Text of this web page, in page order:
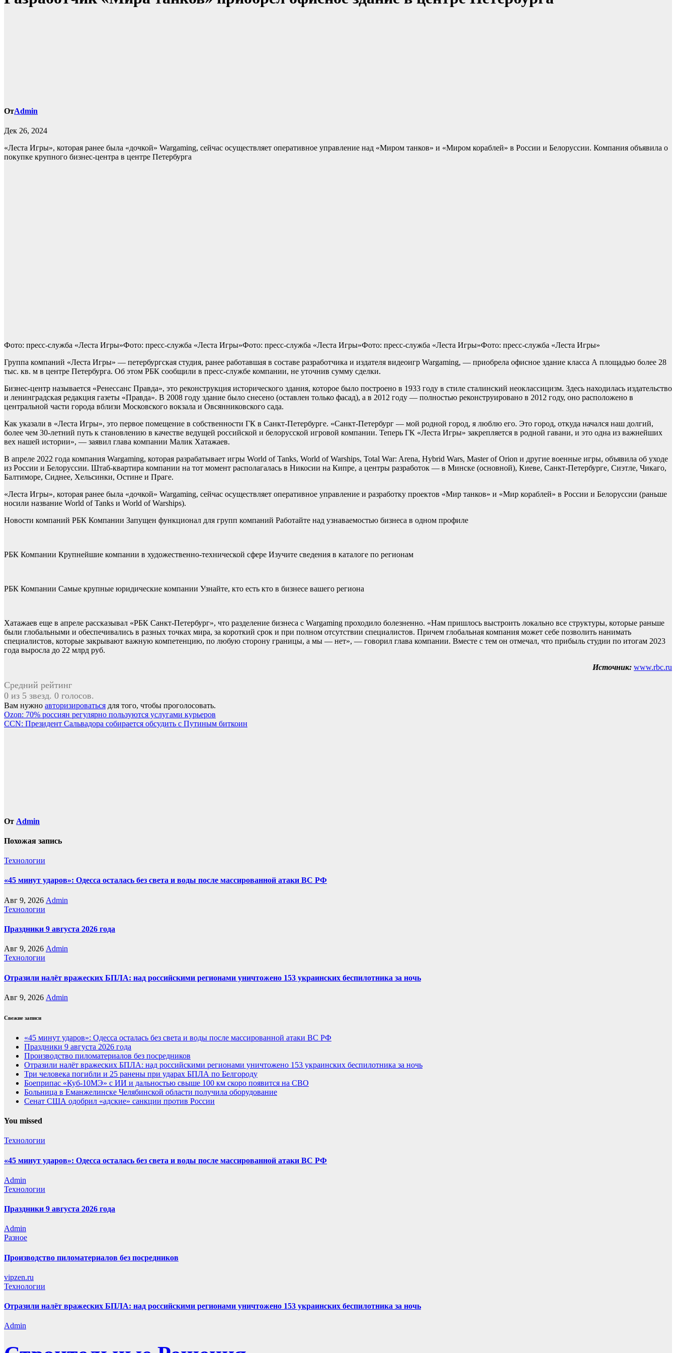
ОтAdmin
Дек 26, 2024
«Леста Игры», которая ранее была «дочкой» Wargaming, сейчас осуществляет оперативное управление над «Миром танков» и «Миром кораблей» в России и Белоруссии. Компания объявила о
покупке крупного бизнес-центра в центре Петербурга
Фото: пресс-служба «Леста Игры»Фото: пресс-служба «Леста Игры»Фото: пресс-служба «Леста Игры»Фото: пресс-служба «Леста Игры»Фото: пресс-служба «Леста Игры»
Группа компаний «Леста Игры» — петербургская студия, ранее работавшая в составе разработчика и издателя видеоигр Wargaming, — приобрела офисное здание класса А площадью более 28
тыс. кв. м в центре Петербурга. Об этом РБК сообщили в пресс-службе компании, не уточнив сумму сделки.
Бизнес-центр называется «Ренессанс Правда», это реконструкция исторического здания, которое было построено в 1933 году в стиле сталинский неоклассицизм. Здесь находилась издательство
и ленинградская редакция газеты «Правда». В 2008 году здание было снесено (оставлен только фасад), а в 2012 году — полностью реконструировано в 2012 году, оно расположено в
центральной части города вблизи Московского вокзала и Овсянниковского сада.
Как указали в «Леста Игры», это первое помещение в собственности ГК в Санкт-Петербурге. «Санкт-Петербург — мой родной город, я люблю его. Это город, откуда начался наш долгий,
более чем 30-летний путь к становлению в качестве ведущей российской и белорусской игровой компании. Теперь ГК «Леста Игры» закрепляется в родной гавани, и это одна из важнейших
вех нашей истории», — заявил глава компании Малик Хатажаев.
В апреле 2022 года компания Wargaming, которая разрабатывает игры World of Tanks, World of Warships, Total War: Arena, Hybrid Wars, Master of Orion и другие военные игры, объявила об уходе
из России и Белоруссии. Штаб-квартира компании на тот момент располагалась в Никосии на Кипре, а центры разработок — в Минске (основной), Киеве, Санкт-Петербурге, Сиэтле, Чикаго,
Балтиморе, Сиднее, Хельсинки, Остине и Праге.
«Леста Игры», которая ранее была «дочкой» Wargaming, сейчас осуществляет оперативное управление и разработку проектов «Мир танков» и «Мир кораблей» в России и Белоруссии (раньше
носили название World of Tanks и World of Warships).
Новости компаний РБК Компании Запущен функционал для групп компаний Работайте над узнаваемостью бизнеса в одном профиле
РБК Компании Крупнейшие компании в художественно-технической сфере Изучите сведения в каталоге по регионам
РБК Компании Самые крупные юридические компании Узнайте, кто есть кто в бизнесе вашего региона
Хатажаев еще в апреле рассказывал «РБК Санкт-Петербург», что разделение бизнеса с Wargaming проходило болезненно. «Нам пришлось выстроить локально все структуры, которые раньше
были глобальными и обеспечивались в разных точках мира, за короткий срок и при полном отсутствии специалистов. Причем глобальная компания может себе позволить нанимать
специалистов, которые закрывают важную компетенцию, по любую сторону границы, а мы — нет», — говорил глава компании. Вместе с тем он отмечал, что прибыль студии по итогам 2023
года выросла до 22 млрд руб.
Источник: www.rbc.ru
Средний рейтинг
0 из 5 звезд. 0 голосов.
Вам нужно авторизироваться для того, чтобы проголосовать.
Навигация
по
Ozon: 70% россиян регулярно пользуются услугами курьеров
CCN: Президент Сальвадора собирается обсудить с Путиным биткоин
От Admin
Похожая запись
Технологии
«45 минут ударов»: Одесса осталась без света и воды после массированной атаки ВС РФ
Авг 9, 2026 Admin
Технологии
Праздники 9 августа 2026 года
Авг 9, 2026 Admin
Технологии
Отразили налёт вражеских БПЛА: над российскими регионами уничтожено 153 украинских беспилотника за ночь
Авг 9, 2026 Admin
Свежие записи
«45 минут ударов»: Одесса осталась без света и воды после массированной атаки ВС РФ
Праздники 9 августа 2026 года
Производство пиломатериалов без посредников
Отразили налёт вражеских БПЛА: над российскими регионами уничтожено 153 украинских беспилотника за ночь
Три человека погибли и 25 ранены при ударах БПЛА по Белгороду
Боеприпас «Куб-10МЭ» с ИИ и дальностью свыше 100 км скоро появится на СВО
Больница в Еманжелинске Челябинской области получила оборудование
Сенат США одобрил «адские» санкции против России
You missed
Технологии
«45 минут ударов»: Одесса осталась без света и воды после массированной атаки ВС РФ
Admin
Технологии
Праздники 9 августа 2026 года
Admin
Разное
Производство пиломатериалов без посредников
vipzen.ru
Технологии
Отразили налёт вражеских БПЛА: над российскими регионами уничтожено 153 украинских беспилотника за ночь
Admin